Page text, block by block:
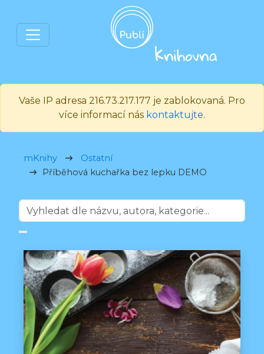
Vaše IP adresa 216.73.217.177 je zablokovaná. Pro
více informací nás kontaktujte.
mKnihy
Ostatní
Příběhová kuchařka bez lepku DEMO